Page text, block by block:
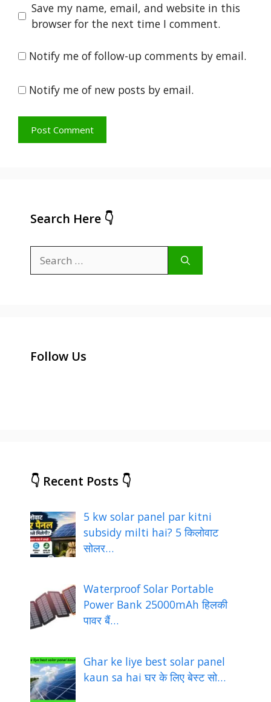
Save my name, email, and website in this
browser for the next time I comment.
Notify me of follow-up comments by email.
Notify me of new posts by email.
Search Here 👇
for:
Follow Us
👇 Recent Posts 👇
5 kw solar panel par kitni
subsidy milti hai? 5 किलोवाट
सोलर…
Waterproof Solar Portable
Power Bank 25000mAh हिलकी
पावर बैं…
Ghar ke liye best solar panel
kaun sa hai घर के लिए बेस्ट सो…